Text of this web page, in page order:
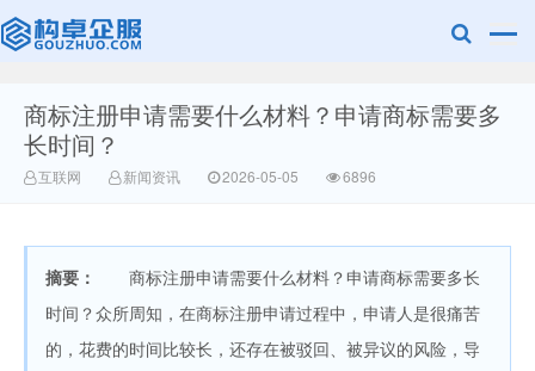
广美明度文化
商标注册申请需要什么材料？申请商标需要多
长时间？
互联网 新闻资讯 2026-05-05 6896
摘要：
商标注册申请需要什么材料？申请商标需要多长
时间？众所周知，在商标注册申请过程中，申请人是很痛苦
的，花费的时间比较长，还存在被驳回、被异议的风险，导